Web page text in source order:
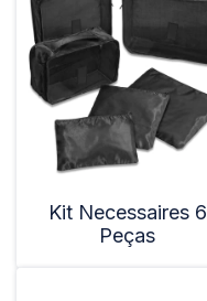
Kit Necessaires 6
Peças